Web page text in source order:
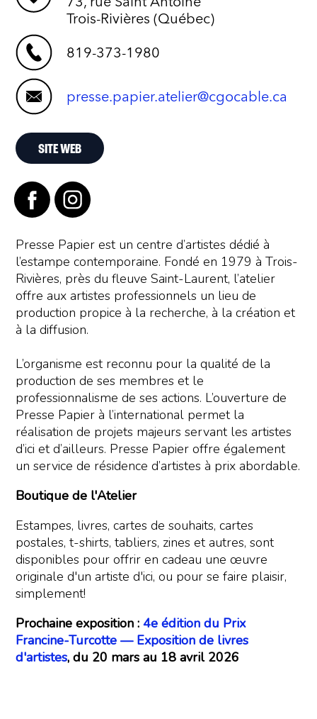
Presse Papier est un centre d’artistes dédié à
l’estampe contemporaine. Fondé en 1979 à Trois-
Rivières, près du fleuve Saint-Laurent, l’atelier
offre aux artistes professionnels un lieu de
production propice à la recherche, à la création et
à la diffusion.
L’organisme est reconnu pour la qualité de la
production de ses membres et le
professionnalisme de ses actions. L’ouverture de
Presse Papier à l’international permet la
réalisation de projets majeurs servant les artistes
d’ici et d’ailleurs. Presse Papier offre également
un service de résidence d’artistes à prix abordable.
Boutique de l'Atelier
Estampes, livres, cartes de souhaits, cartes
postales, t-shirts, tabliers, zines et autres, sont
disponibles pour offrir en cadeau une œuvre
originale d'un artiste d'ici, ou pour se faire plaisir,
simplement!
Prochaine exposition :4e édition du Prix
Francine-Turcotte—Exposition de livres
d'artistes, du 20 mars au 18 avril 2026
Trois-Rivières (Québec)
819-373-1980
presse.papier.atelier@cgocable.ca
SITE WEB